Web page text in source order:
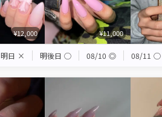
¥12,000 ¥11,000
明日 × 明後日 ◯ 08/10 ◎ 08/11 ◯